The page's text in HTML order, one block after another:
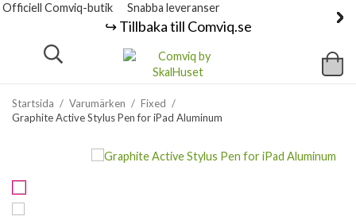
Officiell Comviq-butik Snabba leveranser
↪️ Tillbaka till Comviq.se
Startsida / Varumärken / Fixed /
Graphite Active Stylus Pen for iPad Aluminum